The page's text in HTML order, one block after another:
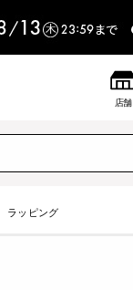
店舗
ラッピング